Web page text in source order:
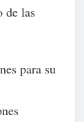
de las
para su